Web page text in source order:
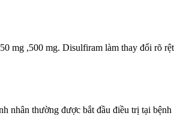
mg ,500 mg. Disulfiram làm thay đổi rõ
nhân thường được bắt đầu điều trị tại bệnh